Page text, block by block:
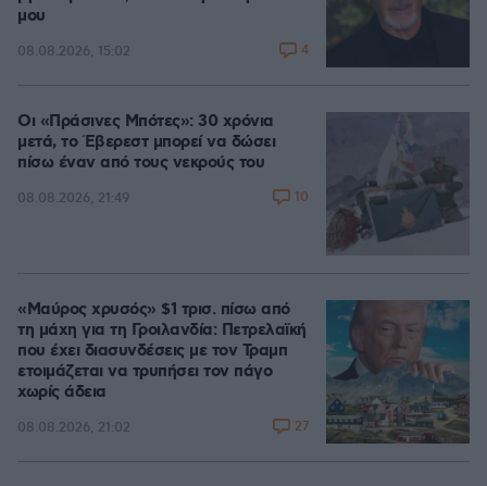
μου
08.08.2026, 15:02 4
Οι «Πράσινες Μπότες»: 30 χρόνια
μετά, το Έβερεστ μπορεί να δώσει
πίσω έναν από τους νεκρούς του
08.08.2026, 21:49 10
«Μαύρος χρυσός» $1 τρισ. πίσω από
τη μάχη για τη Γροιλανδία: Πετρελαϊκή
που έχει διασυνδέσεις με τον Τραμπ
ετοιμάζεται να τρυπήσει τον πάγο
χωρίς άδεια
08.08.2026, 21:02 27